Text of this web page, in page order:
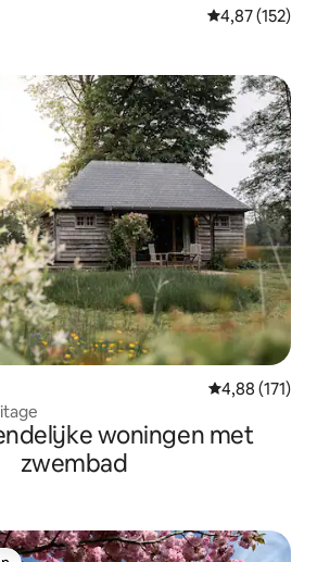
Gemiddelde
4,87 (152)
Gemiddelde
4,88 (171)
woningen met
zwembad